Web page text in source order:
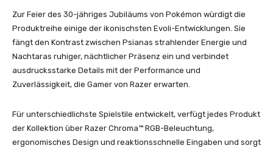
Zur Feier des 30-jähriges Jubiläums von Pokémon würdigt die
Produktreihe einige der ikonischsten Evoli-Entwicklungen. Sie
fängt den Kontrast zwischen Psianas strahlender Energie und
Nachtaras ruhiger, nächtlicher Präsenz ein und verbindet
ausdrucksstarke Details mit der Performance und
Zuverlässigkeit, die Gamer von Razer erwarten.
Für unterschiedlichste Spielstile entwickelt, verfügt jedes Produkt
der Kollektion über Razer Chroma™ RGB-Beleuchtung,
ergonomisches Design und reaktionsschnelle Eingaben und sorgt